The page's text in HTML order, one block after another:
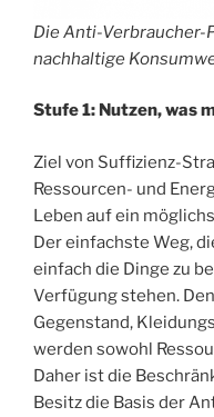
Die Anti-Verbraucher-
nachhaltige
Stufe 1: Nutzen, was
Ziel von Suffizienz-
Ressourcen- und
Leben auf ein
Der einfachste Weg,
einfach die Dinge zu
Verfügung stehen.
Gegenstand,
werden sowohl
Daher ist die
Besitz die Basis der